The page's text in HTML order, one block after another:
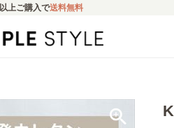
以上ご購入で送料無料